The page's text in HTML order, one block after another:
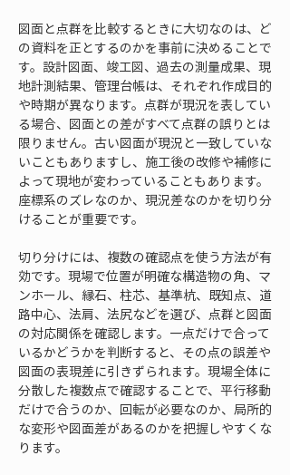
図面と点群を比較するときに大切なのは、ど
の資料を正とするのかを事前に決めることで
す。設計図面、竣工図、過去の測量成果、現
地計測結果、管理台帳は、それぞれ作成目的
や時期が異なります。点群が現況を表してい
る場合、図面との差がすべて点群の誤りとは
限りません。古い図面が現況と一致していな
いこともありますし、施工後の改修や補修に
よって現地が変わっていることもあります。
座標系のズレなのか、現況差なのかを切り分
けることが重要です。
切り分けには、複数の確認点を使う方法が有
効です。現場で位置が明確な構造物の角、マ
ンホール、縁石、柱芯、基準杭、既知点、道
路中心、法肩、法尻などを選び、点群と図面
の対応関係を確認します。一点だけで合って
いるかどうかを判断すると、その点の誤差や
図面の表現差に引きずられます。現場全体に
分散した複数点で確認することで、平行移動
だけで合うのか、回転が必要なのか、局所的
な変形や図面差があるのかを把握しやすくな
ります。